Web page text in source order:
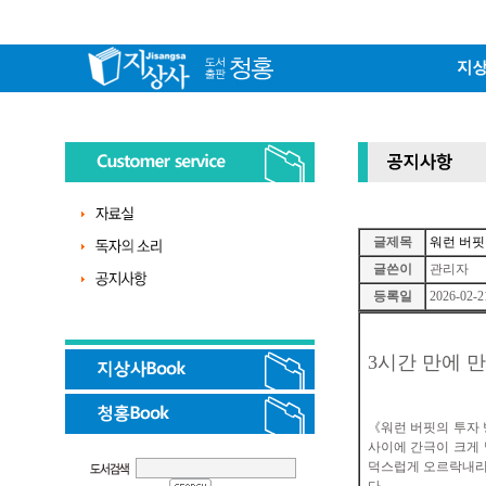
글제목
워런 버
글쓴이
관리자
등록일
2026-02-
3시간 만에
《워런 버핏의 투자
사이에 간극이 크게
덕스럽게 오르락내